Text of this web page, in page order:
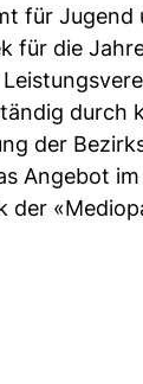
für
für die
durch
der
Angebot
der